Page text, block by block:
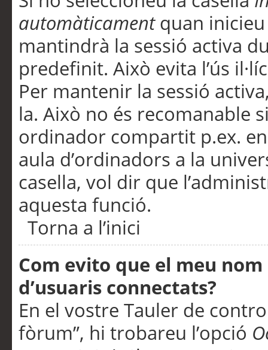
automàticamentquan inicieu
mantindrà la sessió activa
predefinit. Això evita l’ús
Per mantenir la sessió
la. Això no és recomanable
ordinador compartit p.ex.
aula d’ordinadors a la
casella, vol dir que
aquesta funció.
Torna a l’inici
Com evito que el meu
d’usuaris connectats?
En el vostre Tauler de
fòrum”, hi trobareu l’opció